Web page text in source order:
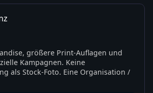
größere Print-Auflagen und
Kampagnen. Keine
als Stock-Foto. Eine Organisation /